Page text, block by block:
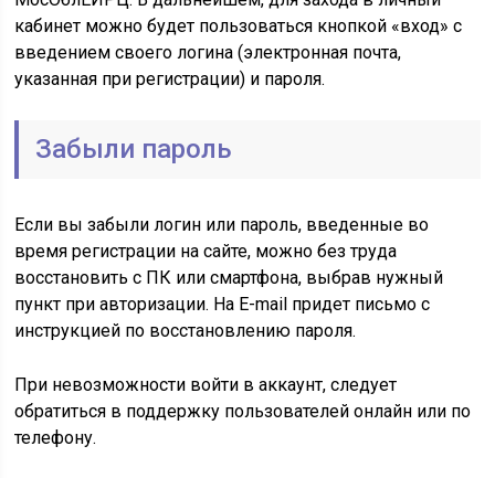
кабинет можно будет пользоваться кнопкой «вход» с
введением своего логина (электронная почта,
указанная при регистрации) и пароля.
Забыли пароль
Если вы забыли логин или пароль, введенные во
время регистрации на сайте, можно без труда
восстановить с ПК или смартфона, выбрав нужный
пункт при авторизации. На E-mail придет письмо с
инструкцией по восстановлению пароля.
При невозможности войти в аккаунт, следует
обратиться в поддержку пользователей онлайн или по
телефону.